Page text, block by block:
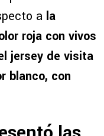
a la
roja con vivos
jersey de visita
blanco, con